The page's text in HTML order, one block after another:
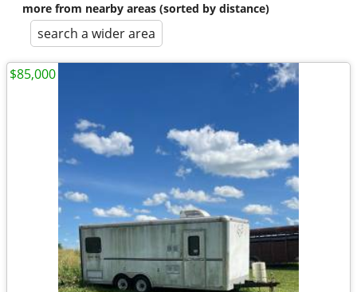
more from nearby areas (sorted by distance)
search a wider area
$85,000